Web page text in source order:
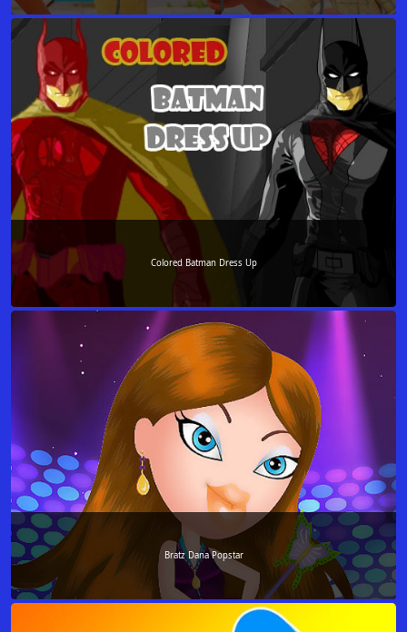
Colored Batman Dress Up
Bratz Dana Popstar